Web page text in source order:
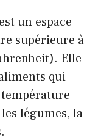
un espace
supérieure à
Elle
qui
légumes, la